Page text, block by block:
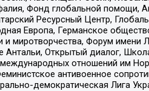
Фонд глобальной помощи,
Ресурсный Центр,
Европа, Германское
миротворчества, Форум имени
Открытый диалог,
отношений им
антивоенное
демократическая Лига